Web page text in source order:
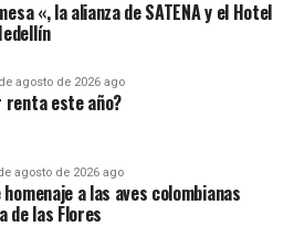
las oportunidades disponibles
en la ciudad.
de Medellín para Antioquia –
podrán recorrer más de
formas de creación
colombianos.
de las entidades
noche para destacar el talento,
participaron de la
«, la alianza de SATENA y el Hotel
agosto de 2026 ago
renta este año?
agosto de 2026 ago
a las aves colombianas
de las Flores